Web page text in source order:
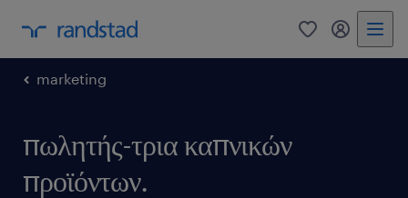
0 my
marketing
πωλητής-τρια καπνικών
προϊόντων.